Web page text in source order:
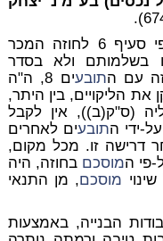
8. אוסיף ואבהיר, כי למרות שעל-פי סעיף 6 לחוזה המכר
בשלמותם ולא בסדר
תובע
ים 8, ה"ה
הליקויים, בין היתר,
(ס"ק(ב)), אין לקבל
ידי התובעים לאחרים
דרישה זו. מכל מקום,
פי המוסכם בחוזה, היה
מוסכם, מן התנאי
הבנייה, באמצעות